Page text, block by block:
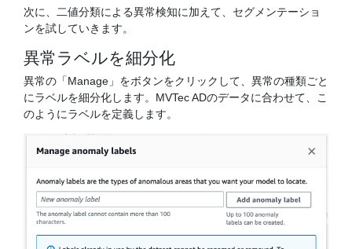
次に、二値分類による異常検知に加えて、セグメンテーショ
ンを試していきます。
異常ラベルを細分化
異常の「Manage」をボタンをクリックして、異常の種類ごと
にラベルを細分化します。MVTec ADのデータに合わせて、こ
のようにラベルを定義します。